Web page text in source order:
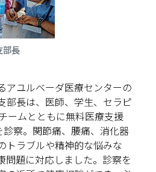
部長
アユルベーダ医療センターの
部長は、医師、学生、セラピ
ームとともに無料医療支援
察。関節痛、腰痛、消化器
トラブルや精神的な悩みな
問題に対応しました。診察を